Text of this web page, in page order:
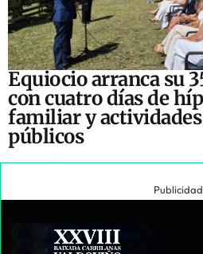
Equiocio arranca su
con cuatro días de
familiar y
públicos
Publicidad